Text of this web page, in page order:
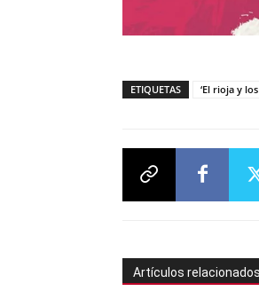
ETIQUETAS ‘El rioja y
Artículos relacionados